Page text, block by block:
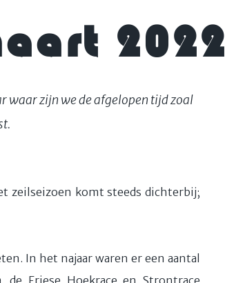
2022
waar zijn we de afgelopen tijd zoal
zeilseizoen komt steeds dichterbij;
In het najaar waren er een aantal
Friese Hoekrace en Strontrace